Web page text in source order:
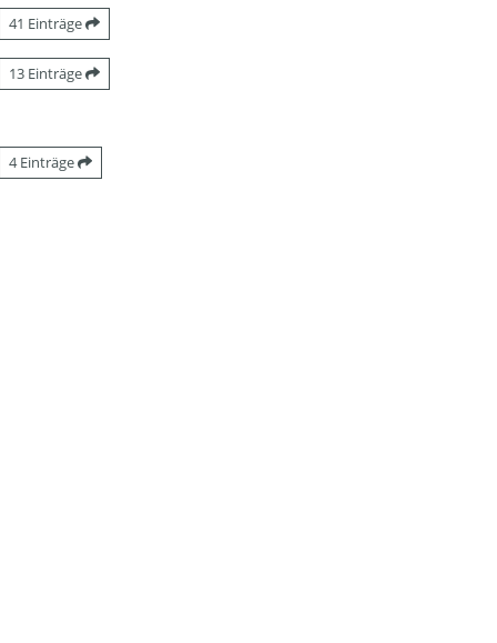
41 Einträge
13 Einträge
4 Einträge